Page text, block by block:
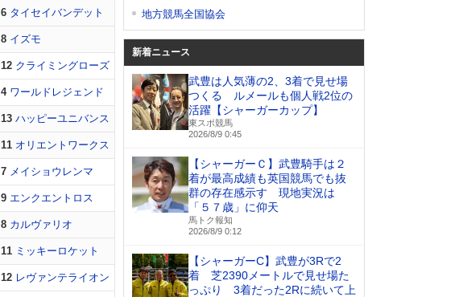
6 タイセイバンデット
8 イズモ
12 クライミングローズ
4 ワールドレジェンド
13 ハッピーユニバンス
11 オリエントワークス
7 メイショウレンマ
9 エンクエントロス
8 カルヴァリオ
11 ミッキーロケット
12 レヴァンテライオン
地方競馬全国協会
新着ニュース
武豊は人気薄の2、3着で見せ場
つくる ルメールも個人戦2位の
活躍【シャーガーカップ】
東スポ競馬
2026/8/9 0:45
【シャーガーＣ】武豊騎手は２
着が最高成績も英国競馬でも抜
群の存在感示す 現地実況は
「５７歳」に仰天
馬トク報知
2026/8/9 0:12
【シャーガーC】武豊が3Rで2
着 芝2390メートルで見せ場た
っぷり 3着だった2Rに続いて上